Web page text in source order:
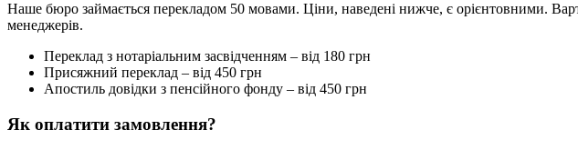
Наше бюро займається перекладом 50 мовами. Ціни, наведені нижче, є орієнтовними.
менеджерів.
Переклад з нотаріальним засвідченням – від 180 грн
Присяжний переклад – від 450 грн
Апостиль довідки з пенсійного фонду – від 450 грн
Як оплатити замовлення?